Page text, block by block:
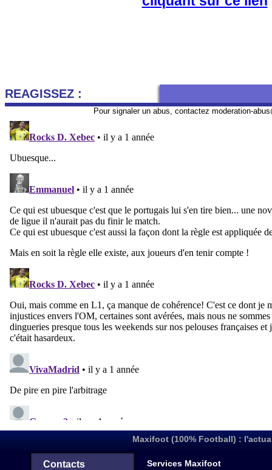
REAGISSEZ :
Pour signaler un abus, contactez moderation-
Maxifoot (100% Football) :
Contacts Services Maxifoot